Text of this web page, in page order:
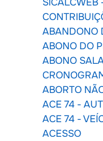
ABANDONO
ABONO DO
ABONO
ABORTO
ACE 74 -
ACE 74 -
ACESSO